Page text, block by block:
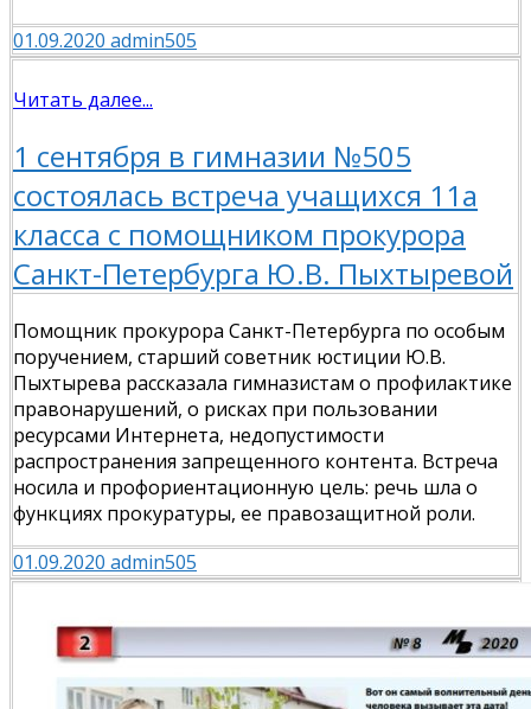
01.09.2020 admin505
Читать далее...
1 сентября в гимназии №505
состоялась встреча учащихся 11а
класса с помощником прокурора
Санкт-Петербурга Ю.В. Пыхтыревой
Помощник прокурора Санкт-Петербурга по особым
поручением, старший советник юстиции Ю.В.
Пыхтырева рассказала гимназистам о профилактике
правонарушений, о рисках при пользовании
ресурсами Интернета, недопустимости
распространения запрещенного контента. Встреча
носила и профориентационную цель: речь шла о
функциях прокуратуры, ее правозащитной роли.
01.09.2020 admin505